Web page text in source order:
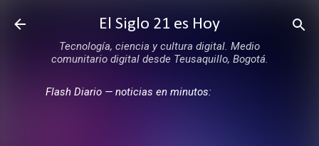
Ir al contenido principal
El Siglo 21 es Hoy
Tecnología, ciencia y cultura digital. Medio
comunitario digital desde Teusaquillo, Bogotá.
Flash Diario — noticias en minutos: